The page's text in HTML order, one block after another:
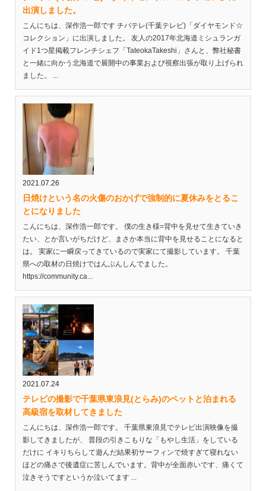
出演しました。
こんにちは、深作浩一郎です チバテレ(千葉テレビ)「ダイヤモンド☆
コレクション」に出演しました。 友人の2017年北海道ミシュランガ
イド1つ星掲載フレンチシェフ「TateokaTakeshi」さんと、弊社秘書
と一緒に向かう北海道で展開中の事業および視察出張が取り上げられ
ました。 ...
2021.07.26
日焼けという名の火傷のおかげで強制的に夏休みをとるこ
とになりました
こんにちは、深作浩一郎です。 僕の生き様=背中を見せて生きていき
たい、とか言いがちだけど、まさか本当に背中を見せることになると
は。 実家に一瞬戻ってきているので実家にて撮影しています。 千葉
県への取材の日焼けではんぶんしんでました。
https://community.ca...
2021.07.24
テレビの撮影で千葉県東浪見(とらみ)のペットと泊まれる
高級宿を取材してきました
こんにちは、深作浩一郎です。 千葉県東浪見でテレビ出演映像を撮
影してきましたが、 普段の引きこもりな「もやし生活」をしている
だけに イキりちらして遊んだ結果初サーフィンで焼すぎて寝れない
ほどの痛さで後遺症に苦しんでいます。背中が全面赤いです、痛くて
泣きそうですというか泣いてます ...